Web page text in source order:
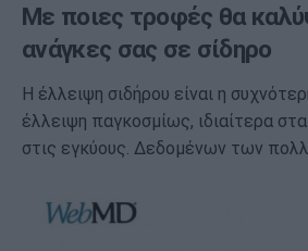
Με ποιες τροφές θα
ανάγκες σας σε σίδηρο
Η έλλειψη σιδήρου είναι η
έλλειψη παγκοσμίως, ιδιαίτερα στα
στις εγκύους. Δεδομένων των